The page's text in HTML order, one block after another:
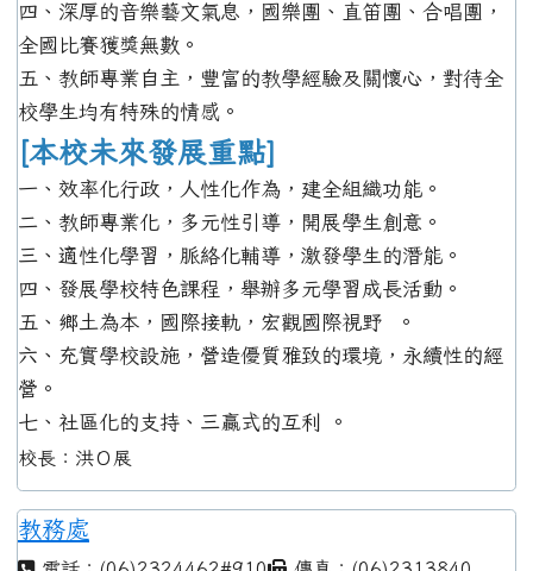
四、深厚的音樂藝文氣息，國樂團、直笛團、合唱團，
全國比賽獲獎無數。
五、教師專業自主，豐富的教學經驗及關懷心，對待全
校學生均有特殊的情感。
[本校未來發展重點]
一、效率化行政，人性化作為，建全組織功能。
二、教師專業化，多元性引導，開展學生創意。
三、適性化學習，脈絡化輔導，激發學生的潛能。
四、發展學校特色課程，舉辦多元學習成長活動。
五、鄉土為本，國際接軌，宏觀國際視野 。
六、充實學校設施，營造優質雅致的環境，永續性的經
營。
七、社區化的支持、三贏式的互利 。
校長：洪Ｏ展
教務處